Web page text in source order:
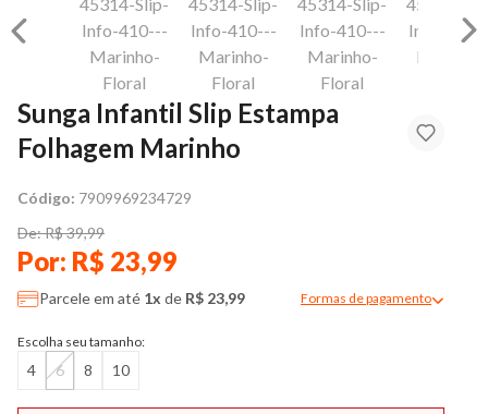
Sunga Infantil Slip Estampa
Folhagem Marinho
Código: 7909969234729
De: R$ 39,99
Por: R$ 23,99
Parcele em até 1x de R$ 23,99 Formas de pagamento
Escolha seu tamanho:
4 6 8 10